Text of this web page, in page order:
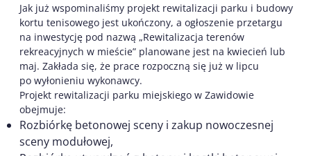
Jak już wspominaliśmy projekt rewitalizacji parku i budowy
kortu tenisowego jest ukończony, a ogłoszenie przetargu
na inwestycję pod nazwą „Rewitalizacja terenów
rekreacyjnych w mieście” planowane jest na kwiecień lub
maj. Zakłada się, że prace rozpoczną się już w lipcu
po wyłonieniu wykonawcy.
Projekt rewitalizacji parku miejskiego w Zawidowie
obejmuje:
Rozbiórkę betonowej sceny i zakup nowoczesnej
sceny modułowej,